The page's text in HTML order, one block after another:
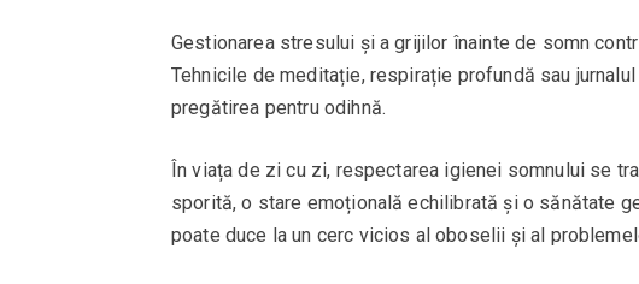
Gestionarea stresului și a grijilor înainte de somn
Tehnicile de meditație, respirație profundă sau
pregătirea pentru odihnă.
În viața de zi cu zi, respectarea igienei somnului se
sporită, o stare emoțională echilibrată și o sănătate
poate duce la un cerc vicios al oboselii și al